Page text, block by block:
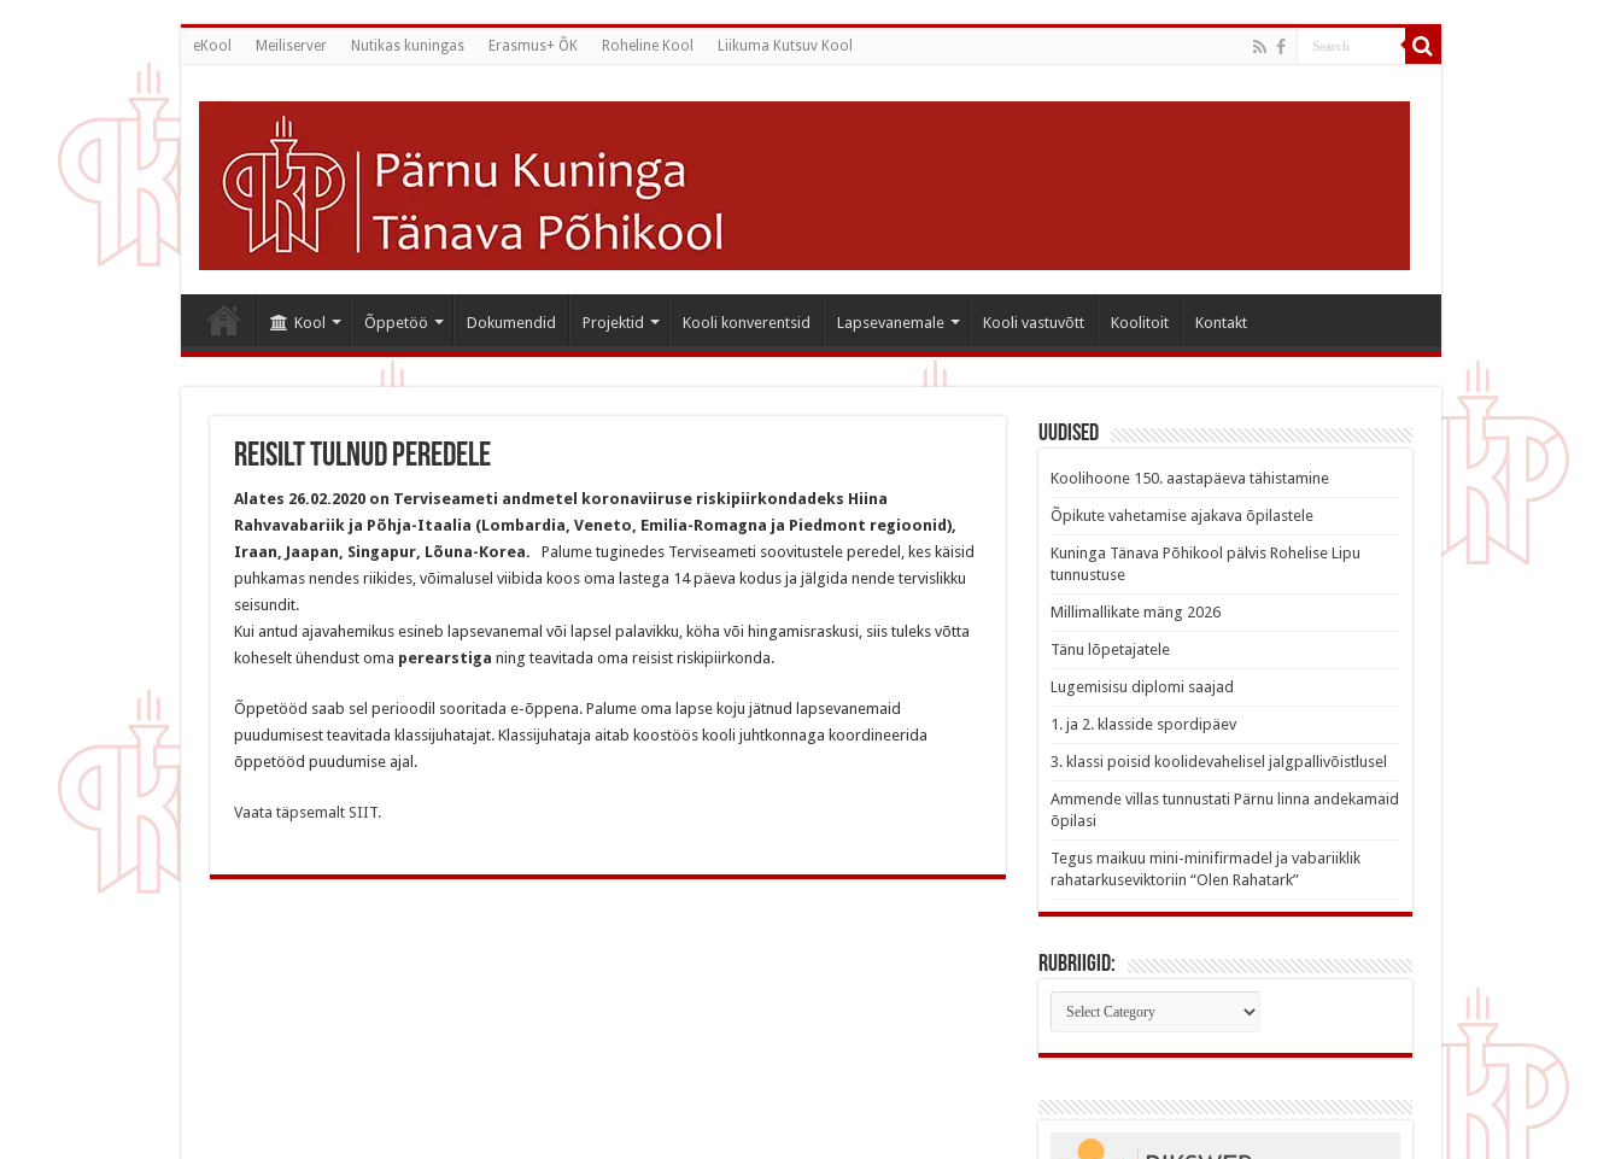
eKool Meiliserver Nutikas kuningas Erasmus+ ÕK Roheline Kool Liikuma Kutsuv Kool
Kool Õppetöö Dokumendid Projektid Kooli konverentsid Lapsevanemale Kooli vastuvõtt Koolitoit Kontakt
Reisilt tulnud peredele
Alates 26.02.2020 on Terviseameti andmetel koronaviiruse riskipiirkondadeks Hiina
Rahvavabariik ja Põhja-Itaalia (Lombardia, Veneto, Emilia-Romagna ja Piedmont regioonid),
Iraan, Jaapan, Singapur, Lõuna-Korea. Palume tuginedes Terviseameti soovitustele peredel, kes käisid
puhkamas nendes riikides, võimalusel viibida koos oma lastega 14 päeva kodus ja jälgida nende tervislikku
seisundit.
Kui antud ajavahemikus esineb lapsevanemal või lapsel palavikku, köha või hingamisraskusi, siis tuleks võtta
koheselt ühendust oma perearstiga ning teavitada oma reisist riskipiirkonda.
Õppetööd saab sel perioodil sooritada e-õppena. Palume oma lapse koju jätnud lapsevanemaid
puudumisest teavitada klassijuhatajat. Klassijuhataja aitab koostöös kooli juhtkonnaga koordineerida
õppetööd puudumise ajal.
Vaata täpsemalt SIIT.
Uudised
Koolihoone 150. aastapäeva tähistamine
Õpikute vahetamise ajakava õpilastele
Kuninga Tänava Põhikool pälvis Rohelise Lipu
tunnustuse
Millimallikate mäng 2026
Tänu lõpetajatele
Lugemisisu diplomi saajad
1. ja 2. klasside spordipäev
3. klassi poisid koolidevahelisel jalgpallivõistlusel
Ammende villas tunnustati Pärnu linna andekamaid
õpilasi
Tegus maikuu mini-minifirmadel ja vabariiklik
rahatarkuseviktoriin “Olen Rahatark”
Rubriigid:
Rubriigid: